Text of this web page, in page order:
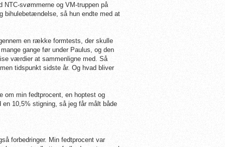
svømmerne og VM-truppen på
bihulebetændelse, så hun endte med at
en række formtests, der skulle
gange før under Paulus, og den
værdier at sammenligne med. Så
tidspunkt sidste år. Og hvad bliver
om min fedtprocent, en hoptest og
10,5% stigning, så jeg får målt både
forbedringer. Min fedtprocent var